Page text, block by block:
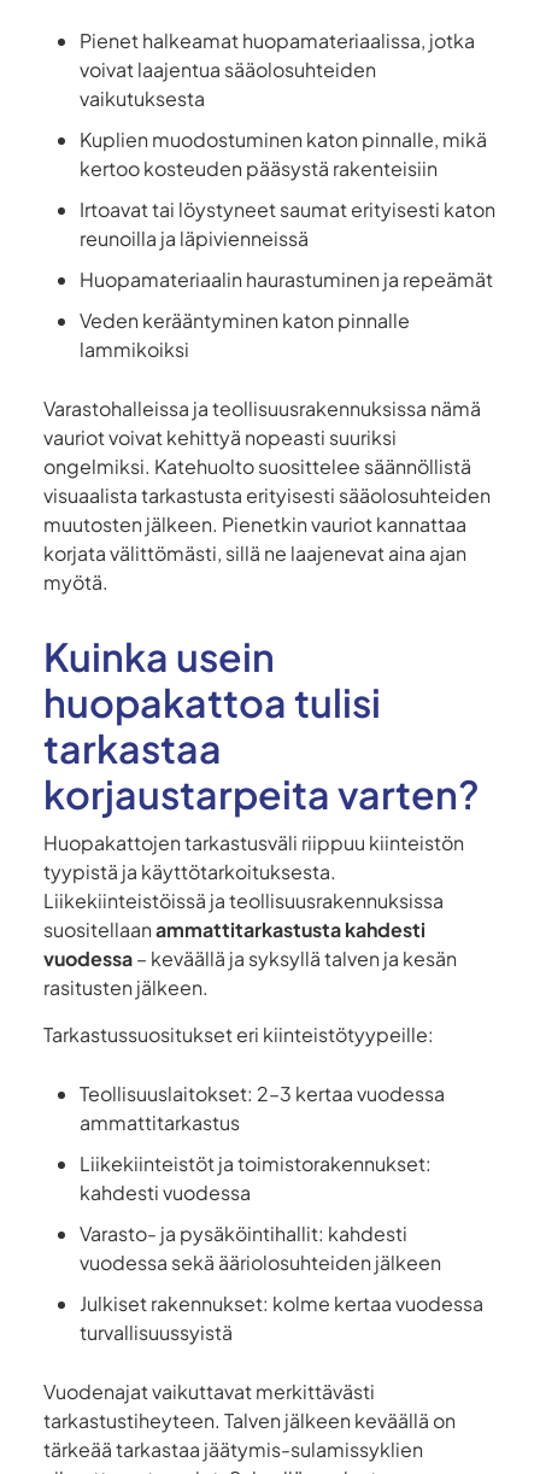
Pienet halkeamat huopamateriaalissa, jotka
voivat laajentua sääolosuhteiden
vaikutuksesta
Kuplien muodostuminen katon pinnalle, mikä
kertoo kosteuden pääsystä rakenteisiin
Irtoavat tai löystyneet saumat erityisesti katon
reunoilla ja läpivienneissä
Huopamateriaalin haurastuminen ja repeämät
Veden kerääntyminen katon pinnalle
lammikoiksi
Varastohalleissa ja teollisuusrakennuksissa nämä
vauriot voivat kehittyä nopeasti suuriksi
ongelmiksi. Katehuolto suosittelee säännöllistä
visuaalista tarkastusta erityisesti sääolosuhteiden
muutosten jälkeen. Pienetkin vauriot kannattaa
korjata välittömästi, sillä ne laajenevat aina ajan
myötä.
Kuinka usein
huopakattoa tulisi
tarkastaa
korjaustarpeita varten?
Huopakattojen tarkastusväli riippuu kiinteistön
tyypistä ja käyttötarkoituksesta.
Liikekiinteistöissä ja teollisuusrakennuksissa
suositellaanammattitarkastusta kahdesti
vuodessa– keväällä ja syksyllä talven ja kesän
rasitusten jälkeen.
Tarkastussuositukset eri kiinteistötyypeille:
Teollisuuslaitokset: 2–3 kertaa vuodessa
ammattitarkastus
Liikekiinteistöt ja toimistorakennukset:
kahdesti vuodessa
Varasto- ja pysäköintihallit: kahdesti
vuodessa sekä ääriolosuhteiden jälkeen
Julkiset rakennukset: kolme kertaa vuodessa
turvallisuussyistä
Vuodenajat vaikuttavat merkittävästi
tarkastustiheyteen. Talven jälkeen keväällä on
tärkeää tarkastaa jäätymis-sulamissyklien